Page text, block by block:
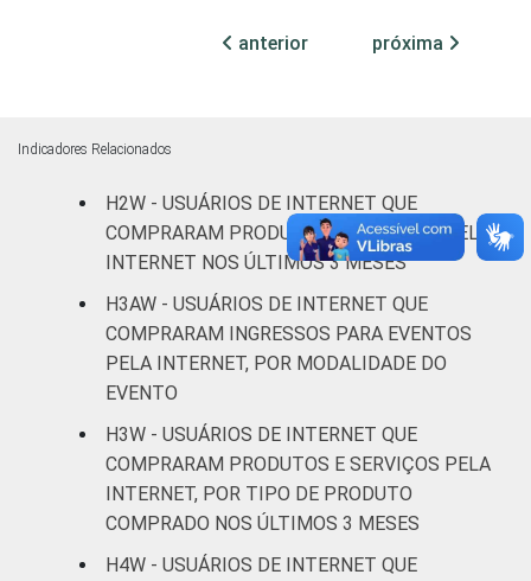
De 25 a 34
anos
71 28 0
De 35 a 44
anos
66 33
anos
De 60 anos
ou mais
69
CLASSE
AB 80
anterior próxima
Indicadores Relacionados
H2W - USUÁRIOS DE INTERNET QUE
COMPRARAM PRODUTOS E SERVIÇOS PELA
INTERNET NOS ÚLTIMOS 3 MESES
H3AW - USUÁRIOS DE INTERNET QUE
COMPRARAM INGRESSOS PARA EVENTOS
PELA INTERNET, POR MODALIDADE DO
EVENTO
H3W - USUÁRIOS DE INTERNET QUE
COMPRARAM PRODUTOS E SERVIÇOS PELA
INTERNET, POR TIPO DE PRODUTO
COMPRADO NOS ÚLTIMOS 3 MESES
H4W - USUÁRIOS DE INTERNET QUE